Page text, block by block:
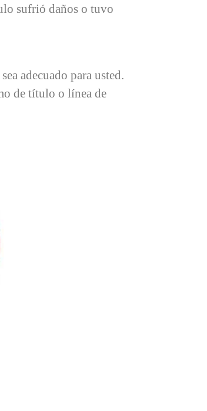
sufrió daños o tuvo
adecuado para usted.
de título o línea de